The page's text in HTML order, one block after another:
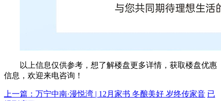
以上信息仅供参考，想了解楼盘更多详情，获取楼盘优惠
信息，欢迎来电咨询！
上一篇：万宁中南·漫悦湾 | 12月家书 冬酿美好 岁终传家音 已